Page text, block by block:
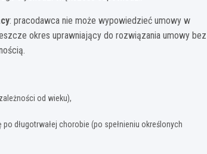
: pracodawca nie może wypowiedzieć umowy w
okres uprawniający do rozwiązania umowy bez
od wieku),
długotrwałej chorobie (po spełnieniu określonych